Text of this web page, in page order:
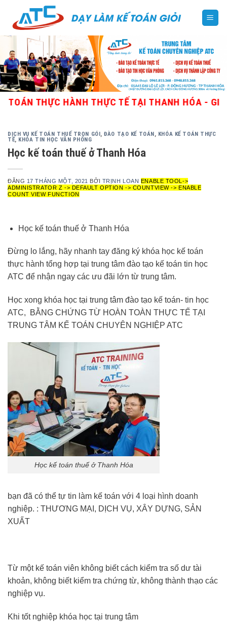
content
THỰC HÀNH THỰC TẾ TẠI THANH HÓA - GIÁO
DỊCH VỤ KẾ TOÁN THUẾ TRỌN GÓI,ĐÀO TẠO KẾ TOÁN, KHÓA KẾ TOÁN THỰC
TẾ, KHÓA TIN HỌC VĂN PHÒNG
Học kế toán thuế ở Thanh Hóa
ĐĂNG 17 THÁNG MỘT, 2021 BỞI TRỊNH LOAN ENABLE TOOL->
ADMINISTRATOR Z -> DEFAULT OPTION -> COUNTVIEW -> ENABLE
COUNT VIEW FUNCTION
Học kế toán thuế ở Thanh Hóa
Đừng lo lắng, hãy nhanh tay đăng ký khóa học kế toán
thực hành tổng hợp tại trung tâm đào tạo kế toán tin học
ATC để nhận ngay các ưu đãi lớn từ trung tâm.
Học xong khóa học tại trung tâm đào tạo kế toán- tin học
ATC, BẰNG CHỨNG TỪ HOÀN TOÀN THỰC TẾ TẠI
TRUNG TÂM KẾ TOÁN CHUYÊN NGHIỆP ATC
Học kế toán thuế ở Thanh Hóa
bạn đã có thể tự tin làm kế toán với 4 loại hình doanh
nghiệp. : THƯƠNG MẠI, DỊCH VỤ, XÂY DỰNG, SẢN
XUẤT
Từ một kế toán viên không biết cách kiểm tra số dư tài
khoản, không biết kiểm tra chứng từ, không thành thạo các
nghiệp vụ.
Khi tốt nghiệp khóa học tại trung tâm